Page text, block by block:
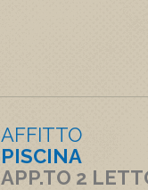
AFFITTO
PISCINA
APP.TO 2